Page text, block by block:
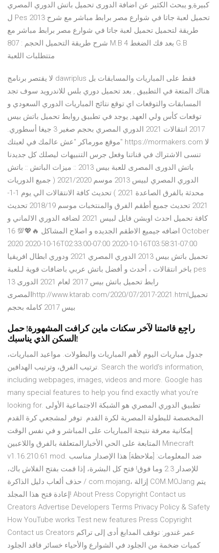
كبيرة,و يبحث الكثير عن اضافة الدورى تحميل باتش الدوري المصري
ل Pes 2013 تحميل لعبة جاتا في شوارع مصر برابط مباشر مع شرح
طريقة لتحميل تحميل لعبة جاتا في شوارع مصر برابط مباشر مع
شرح طريقة التحميل الحجم : 807 M.B بعد فك الضغط 4 G.B
متتطلبات اللعبة
لا يقتصر برنامج dawriplus فقط على المباريات والمسابقات بل
هناك المتعة في التطبيق , بعد تحميل دوري بلس للاندرويد سوف تجد
المسابقات والتوقعات اي توقع نتائج المباريات الدوري السعودي و
توقعات كأس ولي العهد, يوجد في تطبيق روابط تحميل باتش بيس
2017 انتقالات 2021 الدوري المصري بحجم صغير 3 جيغا أسطوري.
موقع مورماكر "عش عالمك في لعبتك" https://mormakers.com لا
تنسى الاشتراك في قناتنا وفعل جرس التنبيهات ليصلك كل جديدنا
باتش الدورى المصرى للعبة بيس 2013 :: ميزات الباتش :: باتش
الدوري المصري لبيس 2013 موسم 2021/2020 ( جميع الدوريات
محدثة بالفرق الصاعدة 2021 ) تحديث كافة الانتقالات الي يوم 1-1-
2021 تحديث جميع أطقم الفرق والمنتخبات موسم 2018/19 تحديث
كافة تحميل احدث اوبشن فايل لبيس 2021 لضافه الدوري الالماني و
اضافه جيميع الاطقم الجديده و اصلاح المشاكل 🔥💖💯 16 October
2020 2020-10-16T02:33:00-07:00 2020-10-16T03:58:31-07:00
تحميل باتش بيس 2013 الدوري المصري 2021 ودوري ابطال افريقيا
باخر انتقالات ، أحدث و أفضل باتش عربي باضافات قوية لـلعبة pes
13 رابط تحميل باتش بيس 2017 لعام 2021 الدورى
المصرىhttp://www.ktarab.com/2020/07/2017-2021.htmlتحميل
بيس 2017 كامله بحجم
راجِع قائمتنا لآخر سكنات ماين كرافت المشهورة! حمل
السكن الذي يناسبك!
جدول مباريات اليوم لأهم المباريات والبطولات. مواعيد المباريات،
ترتيب الفرق، وترتيب الهدافين. Search the world's information,
including webpages, images, videos and more. Google has
many special features to help you find exactly what you're
looking for. تطبيق الدوري المصري هو الشبكة الاجتماعية الأولى
المخصصة للبطولة المصرية لكرة القدم. توفر لمشجعي كرة القدم
إمكانية معرفة نتيجة المباريات على المباشر و في نفس الوقت
المتابعة على الحي الأخبارالمتعلقة بالفرق واللاعبين Minecraft
v1.16.210.61 mod. ضد المعلومات: [ملاحظة] هذا الإصدار مناسب
للإصدار 2.3 وما فوق! فتح كل البشرة، إذا قمت بفتح الفلاش باك،
حذف ألعاب دليل الذاكرة / com.mojang، إزالة COM.MOJang يتم
إعادة فتح هذا المجلد! About Press Copyright Contact us
Creators Advertise Developers Terms Privacy Policy & Safety
How YouTube works Test new features Press Copyright
Contact us Creators عمر غندور: توقف المدابغ أدى إلى تراكم
كميات ضخمة من الجلود في الشوارع والأحياء خسائر فاقد الجلود